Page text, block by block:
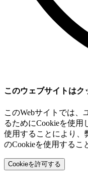
このウェブサイトはク
このWebサイトでは
るためにCookieを使
使用することにより、
のCookieを使用するこ
Cookieを許可する